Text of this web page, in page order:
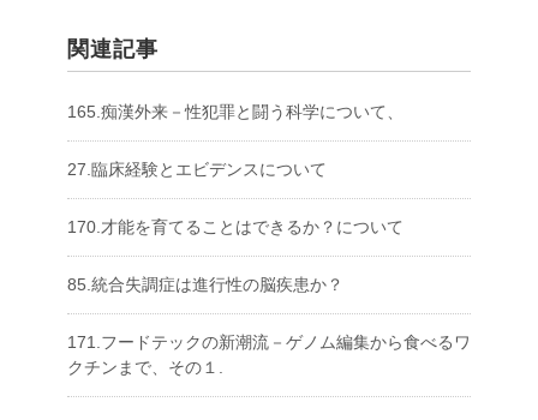
関連記事
165.痴漢外来－性犯罪と闘う科学について、
27.臨床経験とエビデンスについて
170.才能を育てることはできるか？について
85.統合失調症は進行性の脳疾患か？
171.フードテックの新潮流－ゲノム編集から食べるワ
クチンまで、その１.